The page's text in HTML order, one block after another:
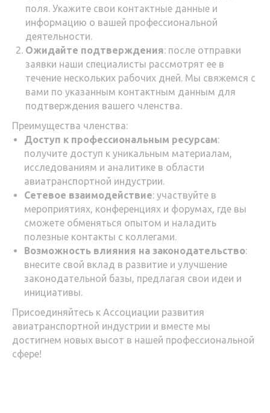
поля. Укажите свои контактные данные и
информацию о вашей профессиональной
деятельности.
Ожидайте подтверждения: после отправки
заявки наши специалисты рассмотрят ее в
течение нескольких рабочих дней. Мы свяжемся с
вами по указанным контактным данным для
подтверждения вашего членства.
Преимущества членства:
Доступ к профессиональным ресурсам:
получите доступ к уникальным материалам,
исследованиям и аналитике в области
авиатранспортной индустрии.
Сетевое взаимодействие: участвуйте в
мероприятиях, конференциях и форумах, где вы
сможете обменяться опытом и наладить
полезные контакты с коллегами.
Возможность влияния на законодательство:
внесите свой вклад в развитие и улучшение
законодательной базы, предлагая свои идеи и
инициативы.
Присоединяйтесь к Ассоциации развития
авиатранспортной индустрии и вместе мы
достигнем новых высот в нашей профессиональной
сфере!